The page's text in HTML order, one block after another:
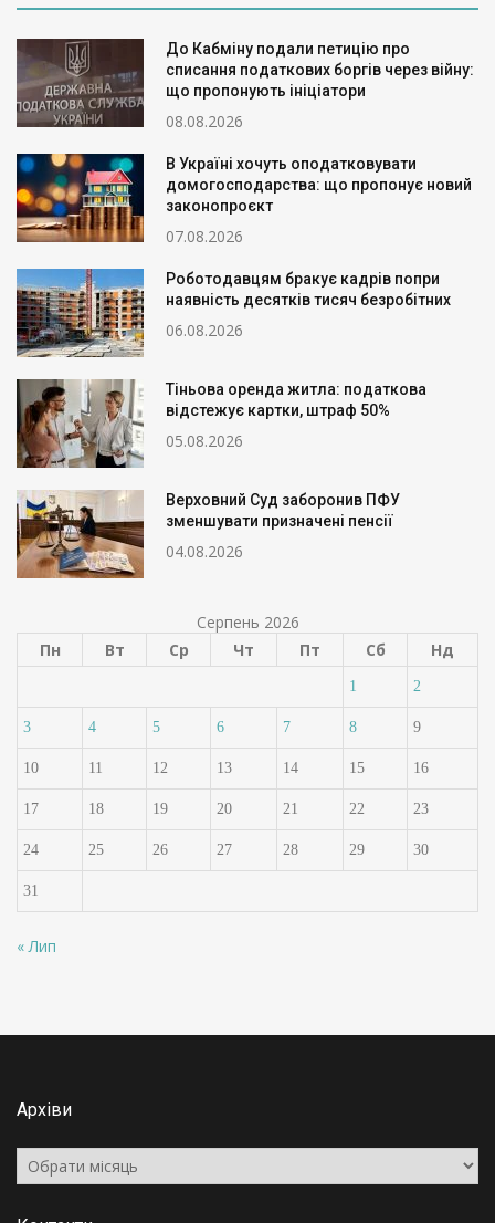
До Кабміну подали петицію про
списання податкових боргів через війну:
що пропонують ініціатори
08.08.2026
В Україні хочуть оподатковувати
домогосподарства: що пропонує новий
законопроєкт
07.08.2026
Роботодавцям бракує кадрів попри
наявність десятків тисяч безробітних
06.08.2026
Тіньова оренда житла: податкова
відстежує картки, штраф 50%
05.08.2026
Верховний Суд заборонив ПФУ
зменшувати призначені пенсії
04.08.2026
Серпень 2026
Пн
Вт Ср Чт Пт Сб Нд
1 2
3 4 5 6 7 8 9
10 11 12 13 14 15 16
17 18 19 20 21 22 23
24 25 26 27 28 29 30
31
« Лип
Архіви
Архіви